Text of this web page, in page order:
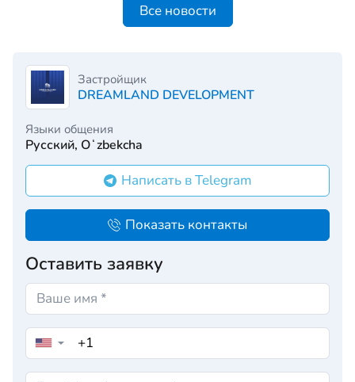
Все новости
Застройщик
DREAMLAND DEVELOPMENT
Языки общения
Русский, Oʻzbekcha
Написать в Telegram
Показать контакты
Оставить заявку
▼